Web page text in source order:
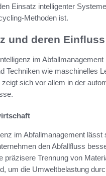
Einsatz intelligenter
Methoden ist.
und deren
im
Techniken wie maschinelles
sich vor allem in der
im Abfallmanagement
den Abfallfluss
präzisere Trennung von
um die Umweltbelastung